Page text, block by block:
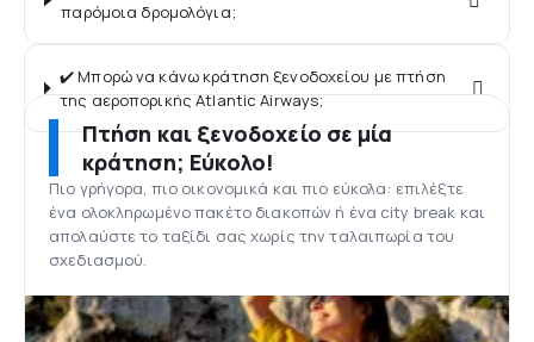
παρόμοια δρομολόγια;
✔️ Μπορώ να κάνω κράτηση ξενοδοχείου με πτήση
της αεροπορικής Atlantic Airways;
Πτήση και ξενοδοχείο σε μία
κράτηση; Εύκολο!
Πιο γρήγορα, πιο οικονομικά και πιο εύκολα: επιλέξτε
ένα ολοκληρωμένο πακέτο διακοπών ή ένα city break και
απολαύστε το ταξίδι σας χωρίς την ταλαιπωρία του
σχεδιασμού.